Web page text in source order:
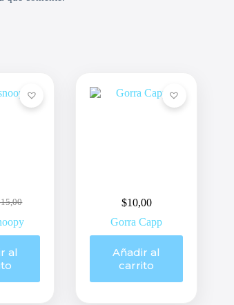
15,00
al
$10,00
Gorra Capp
Añadir al
carrito